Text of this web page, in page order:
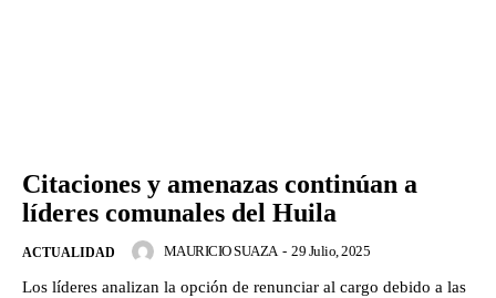
Citaciones y amenazas continúan a
líderes comunales del Huila
ACTUALIDAD MAURICIO SUAZA - 29 Julio, 2025
Los líderes analizan la opción de renunciar al cargo debido a las